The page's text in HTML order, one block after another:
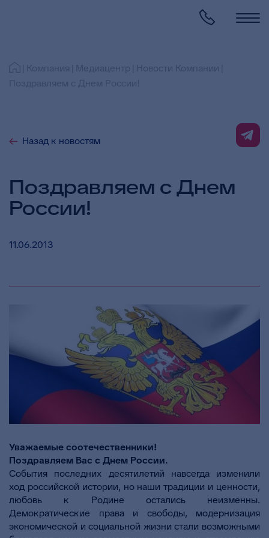
Назад к новостям
Поздравляем с Днем
России!
11.06.2013
Уважаемые соотечественники!
Поздравляем Вас с Днем России.
События последних десятилетий навсегда изменили
ход российской истории, но наши традиции и ценности,
любовь к Родине остались неизменны.
Демократические права и свободы, модернизация
экономической и социальной жизни стали возможными